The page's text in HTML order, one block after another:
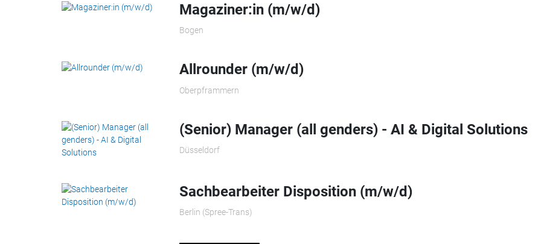
Magaziner:in (m/w/d)
Bogen
Allrounder (m/w/d)
Oberpframmern
(Senior) Manager (all genders) - AI & Digital Solutions
Düsseldorf
Sachbearbeiter Disposition (m/w/d)
Berlin (Spree-Trans)